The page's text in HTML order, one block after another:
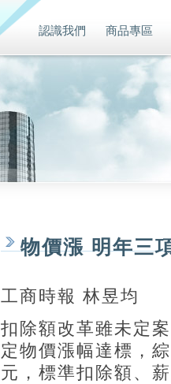
認識我們 商品專區
物價漲 明年三
工商時報 林昱均
扣除額改革雖未定
定物價漲幅達標，
元，標準扣除額、